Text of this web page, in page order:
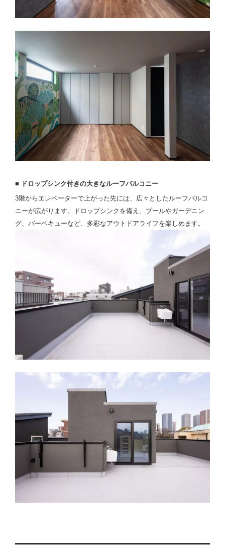
■ ドロップシンク付きの大きなルーフバルコニー
3階からエレベーターで上がった先には、広々としたルーフバルコ
ニーが広がります。ドロップシンクを備え、プールやガーデニン
グ、バーベキューなど、多彩なアウトドアライフを楽しめます。